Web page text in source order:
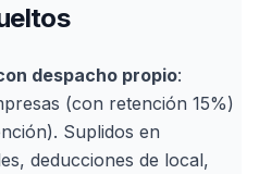
despacho propio:
(con retención 15%)
Suplidos en
deducciones de local,